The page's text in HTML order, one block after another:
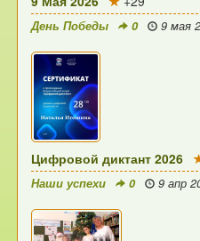
День Победы 0 9 мая
Цифровой диктант 2026
Наши успехи 0 9 апр